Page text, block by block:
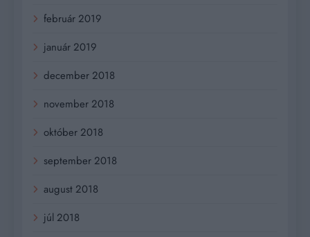
február 2019
január 2019
december 2018
november 2018
október 2018
september 2018
august 2018
júl 2018